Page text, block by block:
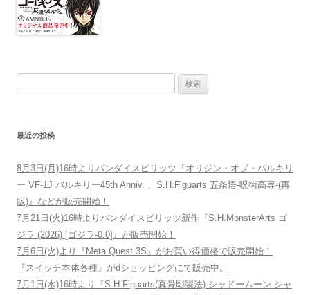
最近の投稿
8月3日(月)16時よりバンダイスピリッツ『オリジン・オブ・バルキリ
ー VF-1J バルキリー45th Anniv. 、S.H.Figuarts 五条悟-呪術高専-(再
販)』などが販売開始！
7月21日(火)16時よりバンダイスピリッツ新作『S.H.MonsterArts ゴ
ジラ (2026) [ゴジラ-0.0]』が販売開始！
7月6日(火)より『Meta Quest 3S』がお買い得価格で販売開始！
『スイッチ本体各種』がdショッピングにて販売中。
7月1日(水)16時より『S.H.Figuarts(真骨彫製法) シャドームーン シャ